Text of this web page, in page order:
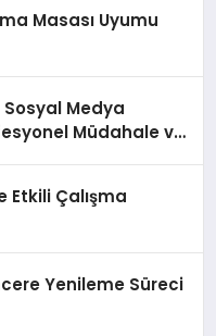
Masası Uyumu
Sosyal Medya
Müdahale ve
Etkili Çalışma
Yenileme Süreci